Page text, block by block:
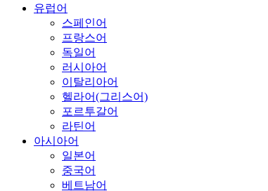
유럽어
스페인어
프랑스어
독일어
러시아어
이탈리아어
헬라어(그리스어)
포르투갈어
라틴어
아시아어
일본어
중국어
베트남어